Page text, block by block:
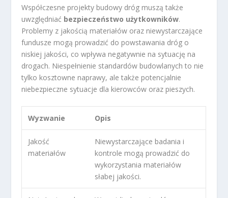
Współczesne projekty budowy dróg muszą także
uwzględniać bezpieczeństwo użytkowników.
Problemy z jakością materiałów oraz niewystarczające
fundusze mogą prowadzić do powstawania dróg o
niskiej jakości, co wpływa negatywnie na sytuację na
drogach. Niespełnienie standardów budowlanych to nie
tylko kosztowne naprawy, ale także potencjalnie
niebezpieczne sytuacje dla kierowców oraz pieszych.
Wyzwanie Opis
Jakość
materiałów
Niewystarczające badania i
kontrole mogą prowadzić do
wykorzystania materiałów
słabej jakości.